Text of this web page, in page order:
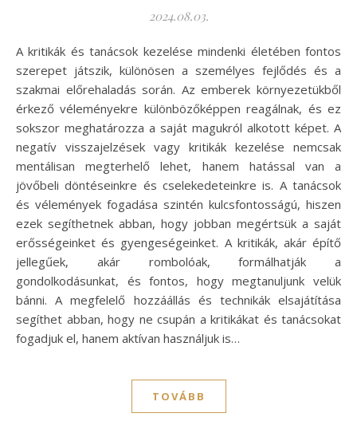
2024.08.03.
A kritikák és tanácsok kezelése mindenki életében fontos
szerepet játszik, különösen a személyes fejlődés és a
szakmai előrehaladás során. Az emberek környezetükből
érkező véleményekre különbözőképpen reagálnak, és ez
sokszor meghatározza a saját magukról alkotott képet. A
negatív visszajelzések vagy kritikák kezelése nemcsak
mentálisan megterhelő lehet, hanem hatással van a
jövőbeli döntéseinkre és cselekedeteinkre is. A tanácsok
és vélemények fogadása szintén kulcsfontosságú, hiszen
ezek segíthetnek abban, hogy jobban megértsük a saját
erősségeinket és gyengeségeinket. A kritikák, akár építő
jellegűek, akár rombolóak, formálhatják a
gondolkodásunkat, és fontos, hogy megtanuljunk velük
bánni. A megfelelő hozzáállás és technikák elsajátítása
segíthet abban, hogy ne csupán a kritikákat és tanácsokat
fogadjuk el, hanem aktívan használjuk is…
TOVÁBB